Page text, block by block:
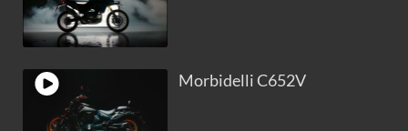
Morbidelli C652V